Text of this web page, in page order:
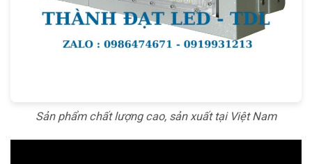
Sản phẩm chất lượng cao, sản xuất tại Việt Nam